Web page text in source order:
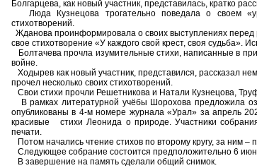
Болгарцева, как новый участник, представилась, кратко
Люда Кузнецова трогательно поведала о своем
стихотворений.
Жданова проинформировала о своих выступлениях
свое стихотворение «У каждого свой крест, своя судьба».
Болтачева прочла изумительные стихи, написанные в
войне.
Ходырев как новый участник, представился, рассказал
прочел несколько своих стихотворений.
Свои стихи прочли Решетникова и Натали Кузнецова,
В рамках литературной учёбы Шорохова предложила
опубликованы в 4-м номере журнала «Урал» за апрель
красивые стихи Леонида о природе. Участники
печати.
Потом начались чтение стихов по второму кругу, за ним
Следующее собрание состоится предположительно 6
В завершение на память сделали общий снимок.